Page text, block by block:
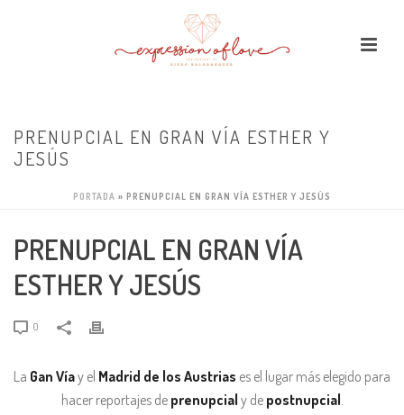
PRENUPCIAL EN GRAN VÍA ESTHER Y
JESÚS
PORTADA » PRENUPCIAL EN GRAN VÍA ESTHER Y JESÚS
PRENUPCIAL EN GRAN VÍA
ESTHER Y JESÚS
0
La Gan Víay el Madrid de los Austrias es el lugar más elegido para
hacer reportajes de prenupcial y de postnupcial.